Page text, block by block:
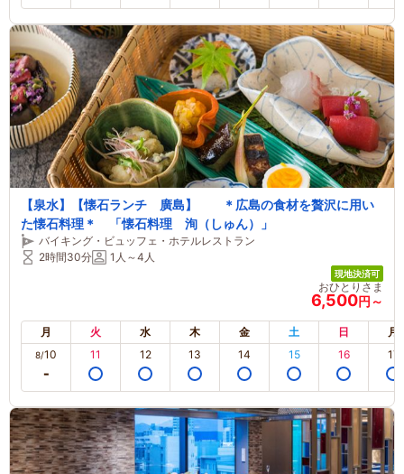
【泉水】【懐石ランチ 廣島】 ＊広島の食材を贅沢に用い
た懐石料理＊ 「懐石料理 洵（しゅん）」
バイキング・ビュッフェ・ホテルレストラン
2時間30分
1人～4人
現地決済可
おひとりさま
6,500円～
月 火 水 木 金 土 日 月
8/10 11 12 13 14 15 16 17